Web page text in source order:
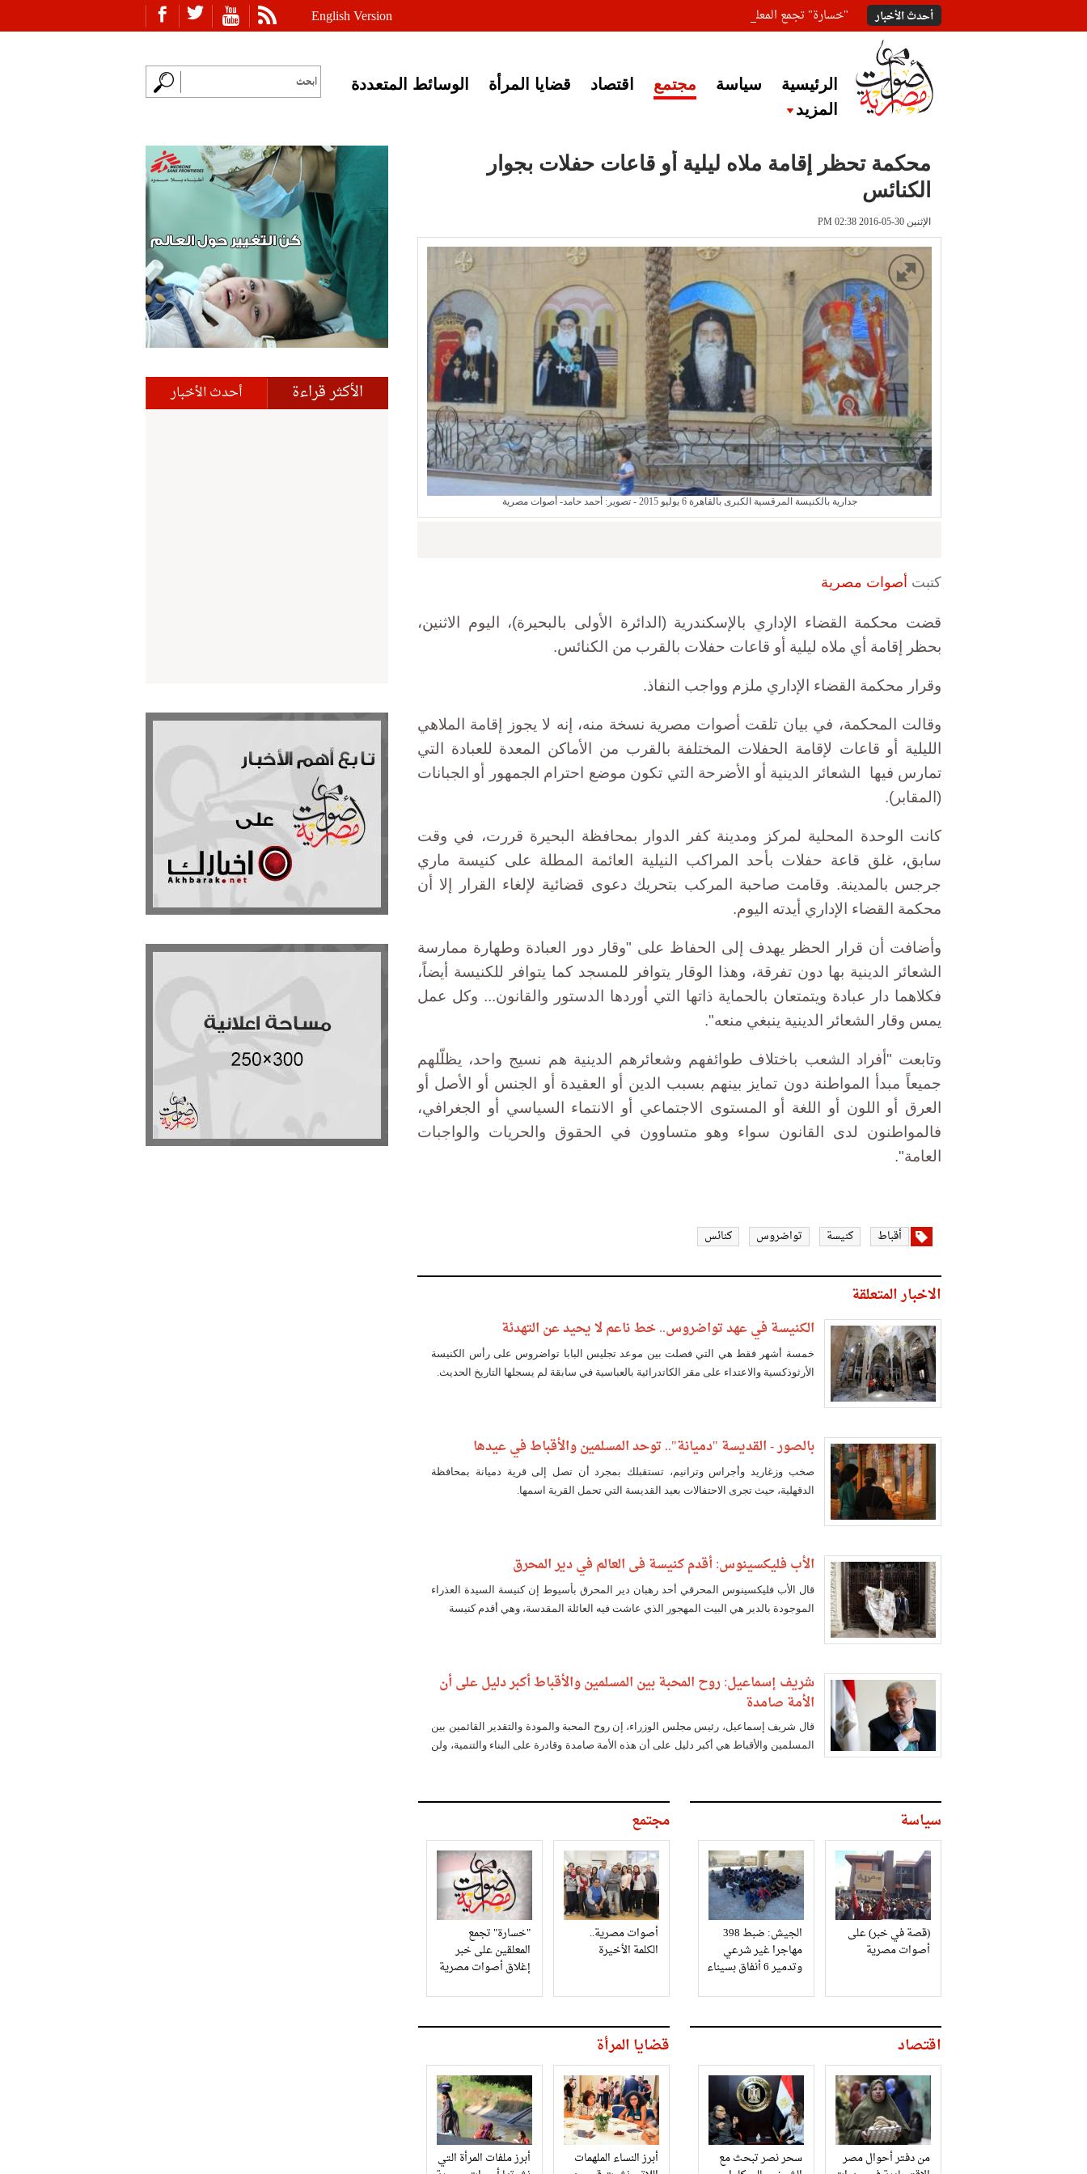
English Version أحدث الأخبار "خسارة" تجمع المعلقين على خبر إغلاق أصوات مصرية
الرئيسية سياسة مجتمع اقتصاد قضايا المرأة
الوسائط المتعددة
المزيد
محكمة تحظر إقامة ملاه ليلية أو قاعات حفلات بجوار
الكنائس
الإثنين 30-05-2016 PM 02:38
جدارية بالكنيسة المرقسية الكبرى بالقاهرة 6 يوليو 2015 - تصوير: أحمد حامد- أصوات مصرية
كتبت أصوات مصرية
قضت محكمة القضاء الإداري بالإسكندرية (الدائرة الأولى بالبحيرة)، اليوم الاثنين،
بحظر إقامة أي ملاه ليلية أو قاعات حفلات بالقرب من الكنائس.
وقرار محكمة القضاء الإداري ملزم وواجب النفاذ.
وقالت المحكمة، في بيان تلقت أصوات مصرية نسخة منه، إنه لا يجوز إقامة الملاهي
الليلية أو قاعات لإقامة الحفلات المختلفة بالقرب من الأماكن المعدة للعبادة التي
تمارس فيها الشعائر الدينية أو الأضرحة التي تكون موضع احترام الجمهور أو الجبانات
(المقابر).
كانت الوحدة المحلية لمركز ومدينة كفر الدوار بمحافظة البحيرة قررت، في وقت
سابق، غلق قاعة حفلات بأحد المراكب النيلية العائمة المطلة على كنيسة ماري
جرجس بالمدينة. وقامت صاحبة المركب بتحريك دعوى قضائية لإلغاء القرار إلا أن
محكمة القضاء الإداري أيدته اليوم.
وأضافت أن قرار الحظر يهدف إلى الحفاظ على "وقار دور العبادة وطهارة ممارسة
الشعائر الدينية بها دون تفرقة، وهذا الوقار يتوافر للمسجد كما يتوافر للكنيسة أيضاً،
فكلاهما دار عبادة ويتمتعان بالحماية ذاتها التي أوردها الدستور والقانون... وكل عمل
يمس وقار الشعائر الدينية ينبغي منعه".
وتابعت "أفراد الشعب باختلاف طوائفهم وشعائرهم الدينية هم نسيج واحد، يظلّلهم
جميعاً مبدأ المواطنة دون تمايز بينهم بسبب الدين أو العقيدة أو الجنس أو الأصل أو
العرق أو اللون أو اللغة أو المستوى الاجتماعي أو الانتماء السياسي أو الجغرافي،
فالمواطنون لدى القانون سواء وهو متساوون في الحقوق والحريات والواجبات
العامة".
أقباط كنيسة تواضروس كنائس
الاخبار المتعلقة
الكنيسة في عهد تواضروس.. خط ناعم لا يحيد عن التهدئة
خمسة أشهر فقط هي التي فصلت بين موعد تجليس البابا تواضروس على رأس الكنيسة
الأرثوذكسية والاعتداء على مقر الكاتدرائية بالعباسية في سابقة لم يسجلها التاريخ الحديث.
بالصور - القديسة "دميانة".. توحد المسلمين والأقباط في عيدها
صخب وزغاريد وأجراس وترانيم، تستقبلك بمجرد أن تصل إلى قرية دميانة بمحافظة
الدقهلية، حيث تجرى الاحتفالات بعيد القديسة التي تحمل القرية اسمها.
الأب فليكسينوس: أقدم كنيسة فى العالم في دير المحرق
قال الأب فليكسينوس المحرقي أحد رهبان دير المحرق بأسيوط إن كنيسة السيدة العذراء
الموجودة بالدير هي البيت المهجور الذي عاشت فيه العائلة المقدسة، وهي أقدم كنيسة
شريف إسماعيل: روح المحبة بين المسلمين والأقباط أكبر دليل على أن
الأمة صامدة
قال شريف إسماعيل، رئيس مجلس الوزراء، إن روح المحبة والمودة والتقدير القائمين بين
المسلمين والأقباط هي أكبر دليل على أن هذه الأمة صامدة وقادرة على البناء والتنمية، ولن
سياسة
(قصة في خبر) على
أصوات مصرية
الجيش: ضبط 398
مهاجرا غير شرعي
وتدمير 6 أنفاق بسيناء
مجتمع
أصوات مصرية..
الكلمة الأخيرة
"خسارة" تجمع
المعلقين على خبر
إغلاق أصوات مصرية
اقتصاد
من دفتر أحوال مصر
سحر نصر تبحث مع
قضايا المرأة
أبرز النساء الملهمات
أبرز ملفات المرأة التي
الأكثر قراءة أحدث الأخبار